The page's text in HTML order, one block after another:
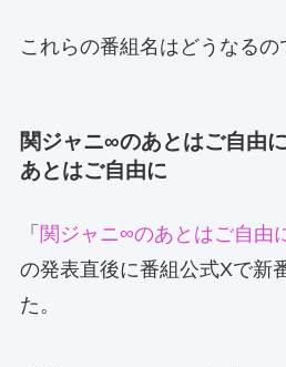
これらの番組名はどうなるの
関ジャニ∞のあとはご自由
あとはご自由に
「 関ジャニ∞のあとはご自由
の発表直後に番組公式Xで新
た。